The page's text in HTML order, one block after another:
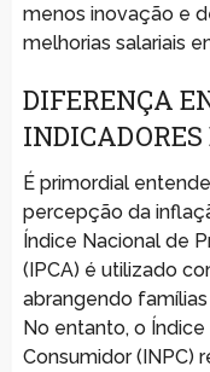
menos inovação e
melhorias salariais
DIFERENÇA
É primordial
percepção da
Índice Nacional de
(IPCA) é utilizado
abrangendo
No entanto, o
Consumidor (INPC)